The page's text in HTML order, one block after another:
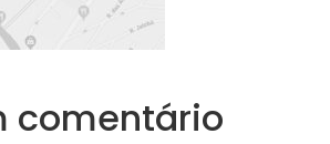
comentário